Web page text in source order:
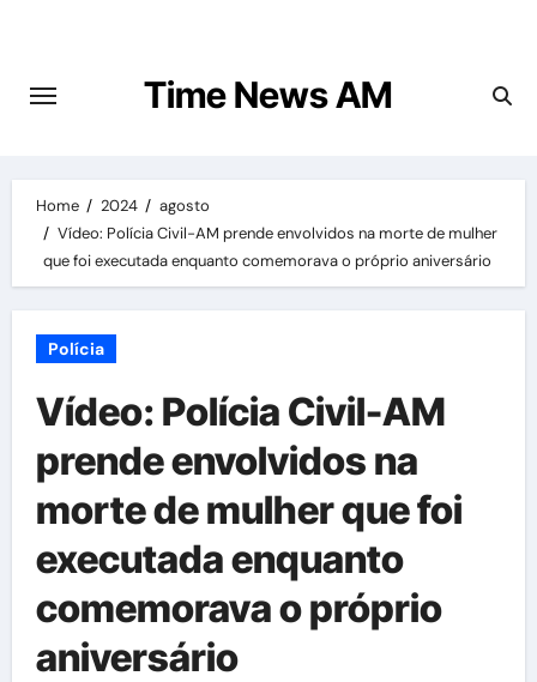
content
Time News AM
Home 2024
agosto
Vídeo: Polícia Civil-AM prende envolvidos na morte de mulher
que foi executada enquanto comemorava o próprio aniversário
Polícia
Vídeo: Polícia Civil-AM
prende envolvidos na
morte de mulher que foi
executada enquanto
comemorava o próprio
aniversário